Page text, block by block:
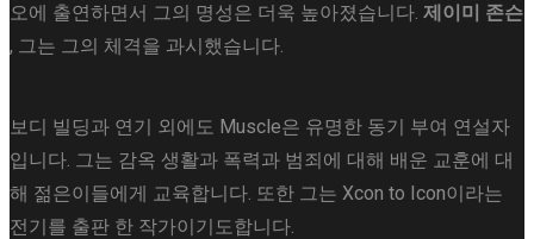
오에 출연하면서 그의 명성은 더욱 높아졌습니다. 제이미 존슨
, 그는 그의 체격을 과시했습니다.
보디 빌딩과 연기 외에도 Muscle은 유명한 동기 부여 연설자
입니다. 그는 감옥 생활과 폭력과 범죄에 대해 배운 교훈에 대
해 젊은이들에게 교육합니다. 또한 그는 Xcon to Icon이라는
전기를 출판 한 작가이기도합니다.